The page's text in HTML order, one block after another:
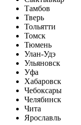
Тамбов
Тверь
Тольятти
Томск
Тюмень
Улан-Удэ
Ульяновск
Уфа
Хабаровск
Чебоксары
Челябинск
Чита
Ярославль